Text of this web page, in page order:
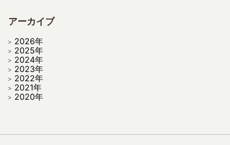
アーカイブ
2026年
2025年
2024年
2023年
2022年
2021年
2020年